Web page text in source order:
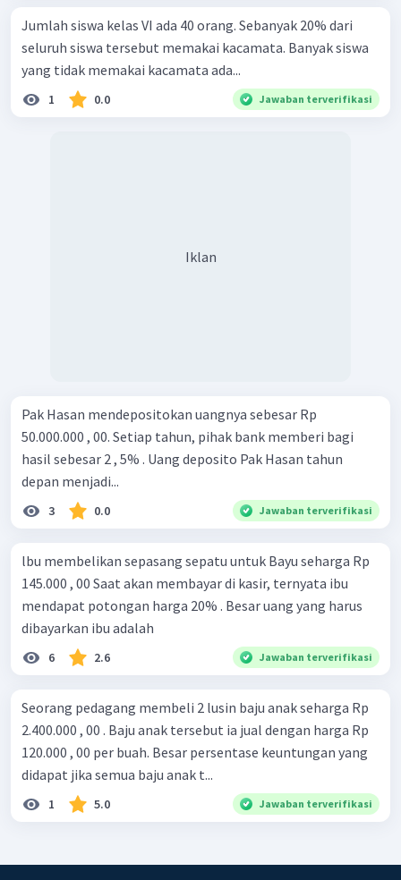
Jumlah siswa kelas VI ada 40 orang. Sebanyak 20% dari
seluruh siswa tersebut memakai kacamata. Banyak siswa
yang tidak memakai kacamata ada...
1 0.0 Jawaban terverifikasi
Iklan
Pak Hasan mendepositokan uangnya sebesar Rp
50.000.000 , 00. Setiap tahun, pihak bank memberi bagi
hasil sebesar 2 , 5% . Uang deposito Pak Hasan tahun
depan menjadi...
3 0.0 Jawaban terverifikasi
lbu membelikan sepasang sepatu untuk Bayu seharga Rp
145.000 , 00 Saat akan membayar di kasir, ternyata ibu
mendapat potongan harga 20% . Besar uang yang harus
dibayarkan ibu adalah
6 2.6 Jawaban terverifikasi
Seorang pedagang membeli 2 lusin baju anak seharga Rp
2.400.000 , 00 . Baju anak tersebut ia jual dengan harga Rp
120.000 , 00 per buah. Besar persentase keuntungan yang
didapat jika semua baju anak t...
1 5.0 Jawaban terverifikasi